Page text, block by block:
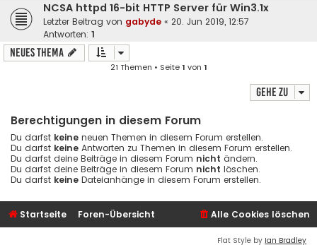
NCSA httpd 16-bit HTTP Server für Win3.1x
Letzter Beitrag von gabyde « 20. Jun 2019, 12:57
Antworten: 1
Neues Thema
21 Themen • Seite1 von 1
Gehe zu
Berechtigungen in diesem Forum
Du darfst keine neuen Themen in diesem Forum erstellen.
Du darfst keine Antworten zu Themen in diesem Forum erstellen.
Du darfst deine Beiträge in diesem Forum nicht ändern.
Du darfst deine Beiträge in diesem Forum nicht löschen.
Du darfst keine Dateianhänge in diesem Forum erstellen.
Startseite Foren-Übersicht Alle Cookies löschen
Flat Style by Ian Bradley